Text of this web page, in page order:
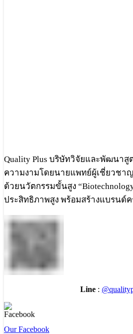
Quality Plus บริษัทวิจัยและพัฒนา
ความงามโดยนายแพทย์ผู้เชี่ยวชา
ด้วยนวัตกรรมขั้นสูง
ประสิทธิภาพสูง พร้อมสร้างแบรนด์ค
Line:
Our Facebook